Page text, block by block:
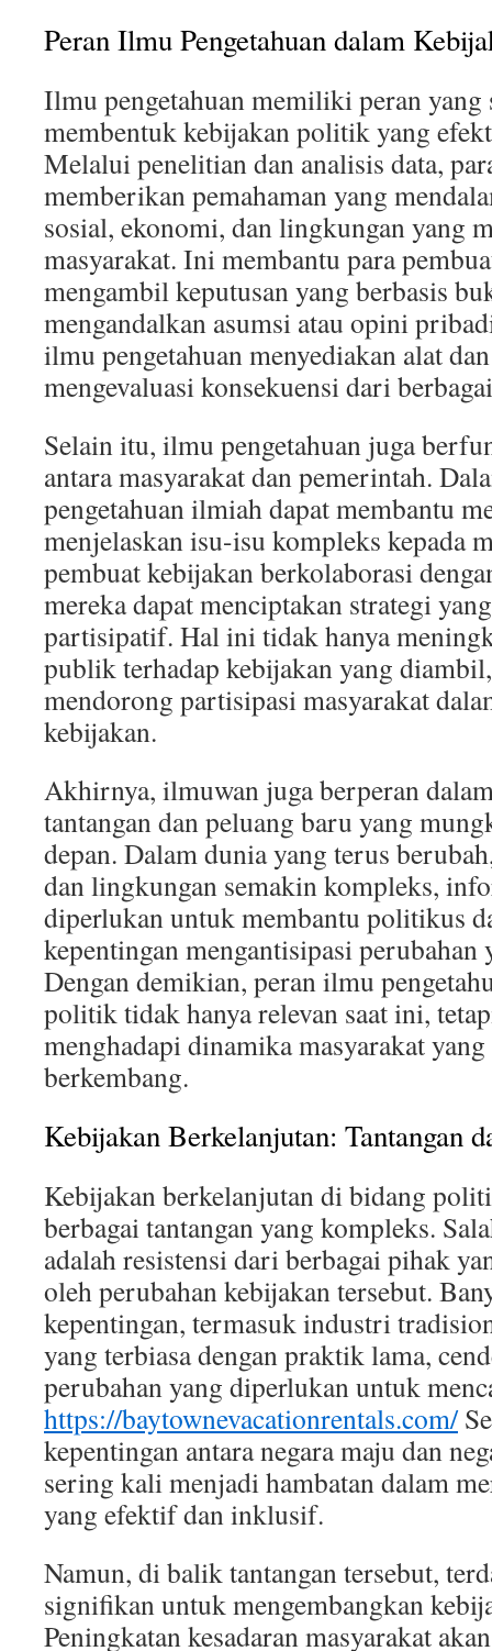
Peran Ilmu Pengetahuan dalam
Ilmu pengetahuan memiliki peran yang
membentuk kebijakan politik yang
Melalui penelitian dan analisis data,
memberikan pemahaman yang
sosial, ekonomi, dan lingkungan yang
masyarakat. Ini membantu para
mengambil keputusan yang berbasis
mengandalkan asumsi atau opini
ilmu pengetahuan menyediakan alat
mengevaluasi konsekuensi dari
Selain itu, ilmu pengetahuan juga
antara masyarakat dan pemerintah.
pengetahuan ilmiah dapat membantu
menjelaskan isu-isu kompleks kepada
pembuat kebijakan berkolaborasi
mereka dapat menciptakan strategi
partisipatif. Hal ini tidak hanya
publik terhadap kebijakan yang
mendorong partisipasi masyarakat
kebijakan.
Akhirnya, ilmuwan juga berperan
tantangan dan peluang baru yang
depan. Dalam dunia yang terus
dan lingkungan semakin kompleks,
diperlukan untuk membantu politikus
kepentingan mengantisipasi perubahan
Dengan demikian, peran ilmu
politik tidak hanya relevan saat ini,
menghadapi dinamika masyarakat
berkembang.
Kebijakan Berkelanjutan: Tantangan
Kebijakan berkelanjutan di bidang
berbagai tantangan yang kompleks.
adalah resistensi dari berbagai pihak
oleh perubahan kebijakan tersebut.
kepentingan, termasuk industri
yang terbiasa dengan praktik lama,
perubahan yang diperlukan untuk
https://baytownevacationrentals.com/
kepentingan antara negara maju dan
sering kali menjadi hambatan dalam
yang efektif dan inklusif.
Namun, di balik tantangan tersebut,
signifikan untuk mengembangkan
Peningkatan kesadaran masyarakat